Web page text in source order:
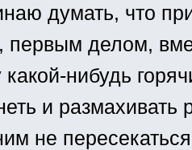
думать, что
первым делом,
какой-нибудь
и
не